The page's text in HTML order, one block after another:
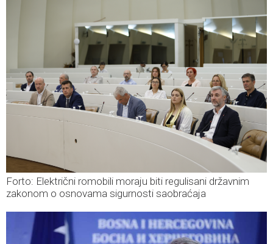
Forto: Električni romobili moraju biti regulisani državnim
zakonom o osnovama sigurnosti saobraćaja